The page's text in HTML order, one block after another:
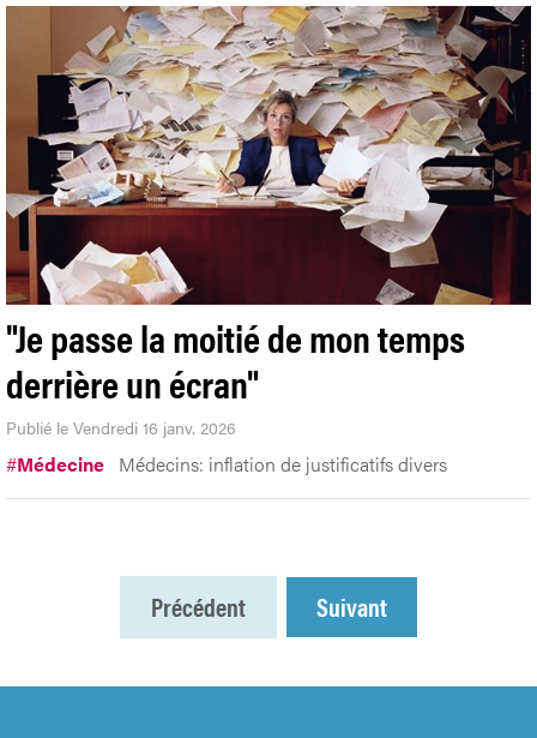
"Je passe la moitié de mon temps
derrière un écran"
Publié le Vendredi 16 janv. 2026
#Médecine Médecins: inflation de justificatifs divers
Précédent Suivant